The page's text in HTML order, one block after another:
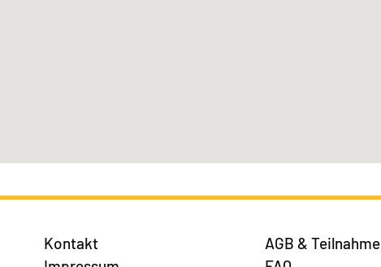
Kontakt
AGB & Teilnahme